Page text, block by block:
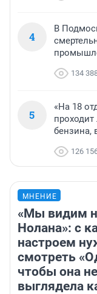
4
В
134
5
«На 18
бензина,
126
МНЕНИЕ
«Мы видим
Нолана»: с
настроем
смотреть
чтобы она не
выглядела